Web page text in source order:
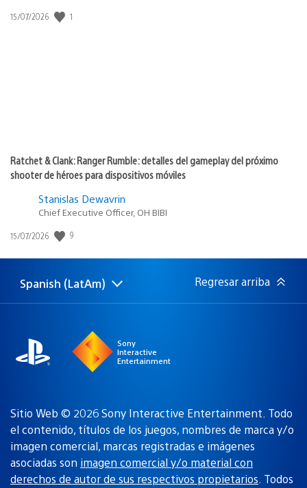
Fecha
15/07/2026 1
Ratchet & Clank: Ranger Rumble: detalles del gameplay del próximo
shooter de héroes para dispositivos móviles
Stanislas Dewavrin
Chief Executive Officer, OH BIBI
Fecha
publicación:
15/07/2026 9
Elige
Región
Spanish (LatAm) Regresar arriba
Sony
Interactive
Entertainment
Sitio Web © 2026 Sony Interactive Entertainment. Todo
el contenido, títulos de los juegos, nombres de marca y/o
imagen comercial, marcas registradas e imágenes
asociadas son imagen comercial y/o material con
derechos de autor de sus respectivos propietarios. Todos